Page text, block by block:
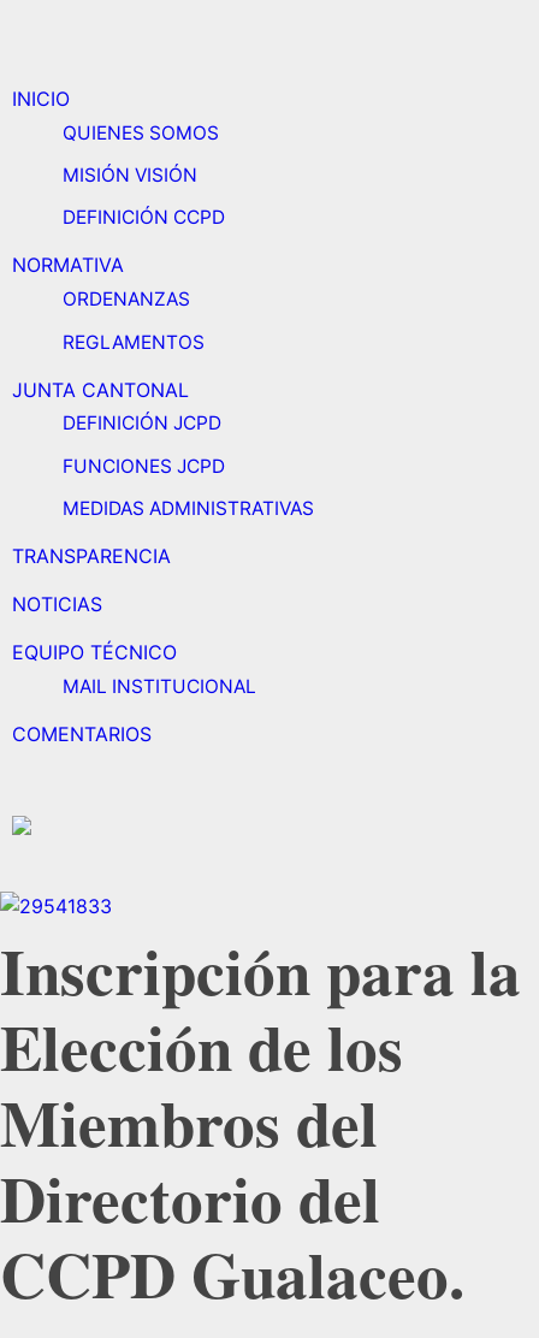
INICIO
QUIENES SOMOS
MISIÓN VISIÓN
DEFINICIÓN CCPD
NORMATIVA
ORDENANZAS
REGLAMENTOS
JUNTA CANTONAL
DEFINICIÓN JCPD
FUNCIONES JCPD
MEDIDAS ADMINISTRATIVAS
TRANSPARENCIA
NOTICIAS
EQUIPO TÉCNICO
MAIL INSTITUCIONAL
COMENTARIOS
Inscripción para la
Elección de los
Miembros del
Directorio del
CCPD Gualaceo.